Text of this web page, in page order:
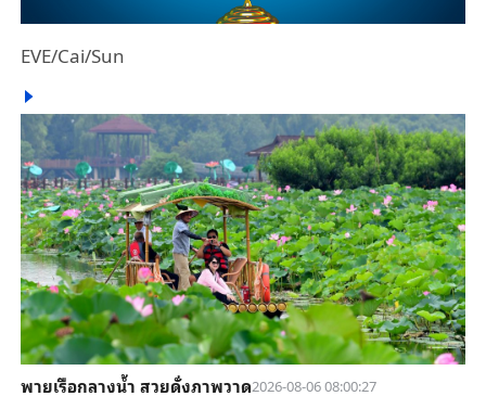
EVE/Cai/Sun
พายเรือกลางน้ำ สวยดั่งภาพวาด2026-08-06 08:00:27